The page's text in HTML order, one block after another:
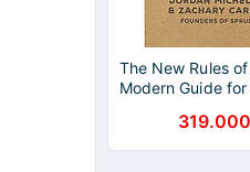
The New Rules
Modern Guide